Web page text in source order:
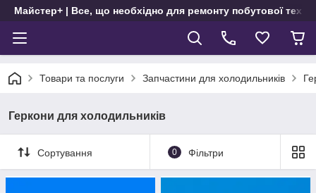
Майстер+ | Все, що необхідно для ремонту побутової
Товари та послуги Запчастини для холодильників
Геркони для холодильників
Сортування 0 Фільтри